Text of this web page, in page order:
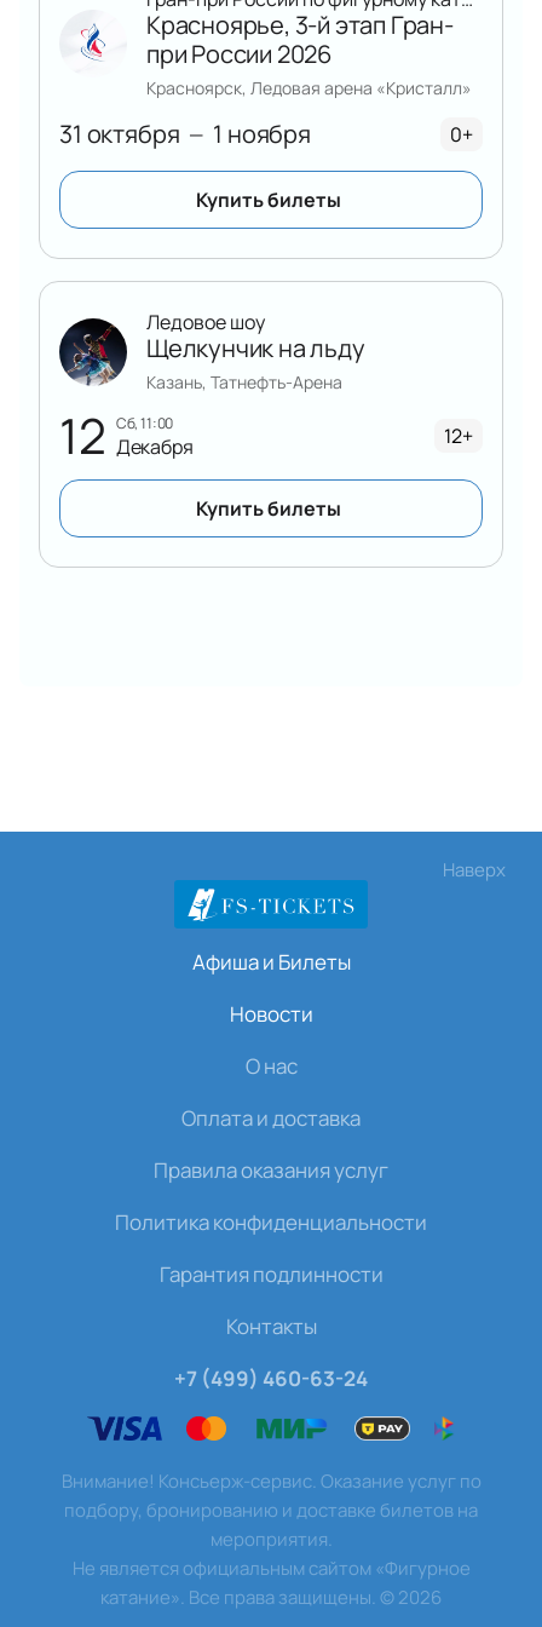
31 октября — 1 ноября
Красноярье, 3-й этап Гран-
при России 2026
Красноярск, Ледовая арена «Кристалл»
0+
Купить билеты
12 сб, 11:00
Декабря
Ледовое шоу
Щелкунчик на льду
Казань, Татнефть-Арена
12+
Купить билеты
Наверх
Афиша и Билеты
Новости
О нас
Оплата и доставка
Правила оказания услуг
Политика конфиденциальности
Гарантия подлинности
Контакты
+7 (499) 460-63-24
Внимание! Консьерж-сервис. Оказание услуг по
подбору, бронированию и доставке билетов на
мероприятия.
Не является официальным сайтом «Фигурное
катание». Все права защищены.©2026